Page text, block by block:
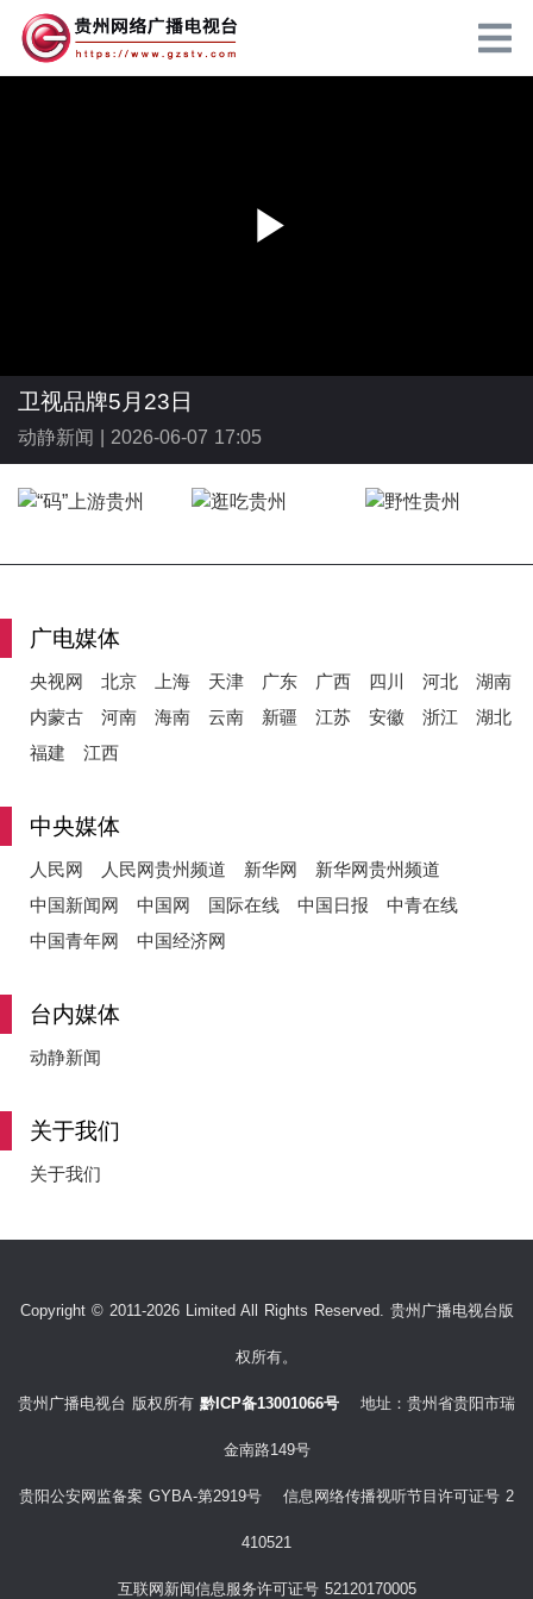
a
i
卫视品牌5月23日
动静新闻 | 2026-06-07 17:05
广电媒体
央视网 北京 上海 天津 广东 广西 四川 河北
湖南
内蒙古
河南 海南 云南 新疆 江苏 安徽 浙江
湖北
福建
江西
中央媒体
人民网 人民网贵州频道 新华网
新华网贵州频道
中国新闻网
中国网 国际在线 中国日报
中青在线
中国青年网
中国经济网
台内媒体
动静新闻
关于我们
关于我们
Copyright © 2011-2026 Limited All Rights Reserved. 贵州广播电视台版
权所有。
贵州广播电视台 版权所有 黔ICP备13001066号 地址：贵州省贵阳市瑞
金南路149号
贵阳公安网监备案 GYBA-第2919号 信息网络传播视听节目许可证号 2
410521
互联网新闻信息服务许可证号 52120170005